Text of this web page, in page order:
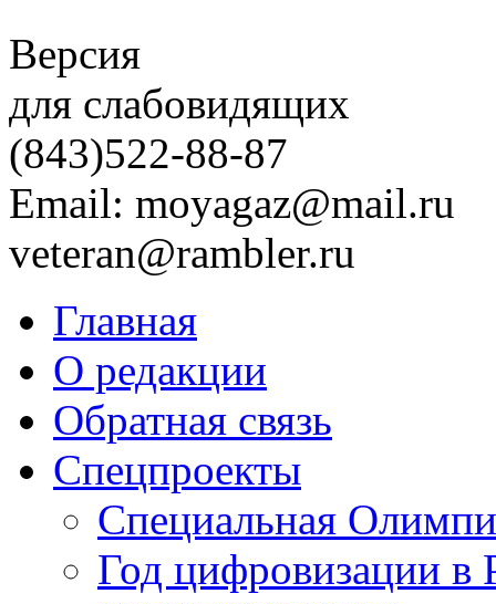
Версия
для слабовидящих
(843)522-88-87
Email: moyagaz@mail.ru
veteran@rambler.ru
Главная
О редакции
Обратная связь
Спецпроекты
Специальная
Год цифровизации в